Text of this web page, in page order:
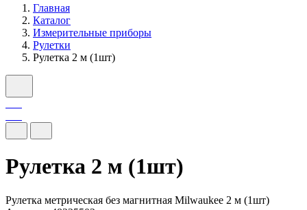
Главная
Каталог
Измерительные приборы
Рулетки
Рулетка 2 м (1шт)
Рулетка 2 м (1шт)
Рулетка метрическая без магнитная Milwaukee 2 м (1шт)